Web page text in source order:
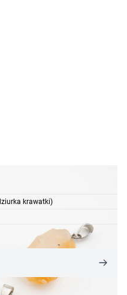
krawatki)